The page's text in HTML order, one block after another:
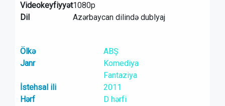
Videokeyfiyyət1080p
Dil
Azərbaycan dilində dublyaj
Ölkə
ABŞ
Janr
Komediya
Fantaziya
İstehsal ili
2011
Hərf
D hərfi